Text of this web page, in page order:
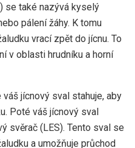
se také nazývá kyselý
pálení žáhy. K tomu
vrací zpět do jícnu. To
v oblasti hrudníku a horní
jícnový sval stahuje, aby
Poté váš jícnový sval
svěrač (LES). Tento sval se
a umožňuje průchod